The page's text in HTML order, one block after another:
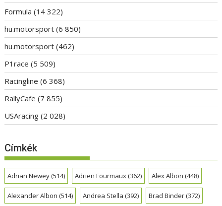
Formula (14 322)
hu.motorsport (6 850)
hu.motorsport (462)
P1race (5 509)
Racingline (6 368)
RallyCafe (7 855)
USAracing (2 028)
Címkék
Adrian Newey(514) Adrien Fourmaux(362) Alex Albon (448)
Alexander Albon (514) Andrea Stella (392) Brad Binder(372)